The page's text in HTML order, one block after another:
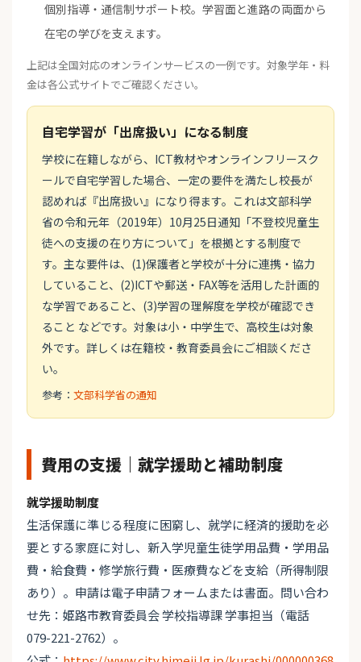
個別指導・通信制サポート校。学習面と進路の両面から
在宅の学びを支えます。
上記は全国対応のオンラインサービスの一例です。対象学年・料
金は各公式サイトでご確認ください。
自宅学習が「出席扱い」になる制度
学校に在籍しながら、ICT教材やオンラインフリースク
ールで自宅学習した場合、一定の要件を満たし校長が
認めれば『出席扱い』になり得ます。これは文部科学
省の令和元年（2019年）10月25日通知「不登校児童生
徒への支援の在り方について」を根拠とする制度で
す。主な要件は、(1)保護者と学校が十分に連携・協力
していること、(2)ICTや郵送・FAX等を活用した計画的
な学習であること、(3)学習の理解度を学校が確認でき
ること などです。対象は小・中学生で、高校生は対象
外です。詳しくは在籍校・教育委員会にご相談くださ
い。
参考： 文部科学省の通知
費用の支援｜就学援助と補助制度
就学援助制度
生活保護に準じる程度に困窮し、就学に経済的援助を必
要とする家庭に対し、新入学児童生徒学用品費・学用品
費・給食費・修学旅行費・医療費などを支給（所得制限
あり）。申請は電子申請フォームまたは書面。問い合わ
せ先：姫路市教育委員会 学校指導課 学事担当（電話
079-221-2762）。